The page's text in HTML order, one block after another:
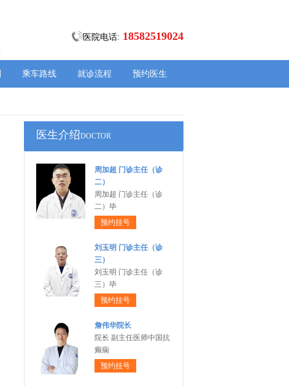
医院电话: 18582519024
乘车路线 就诊流程 预约医生
医生介绍DOCTOR
周加超 门诊主任（诊
二）
周加超 门诊主任（诊
二）毕
预约挂号
刘玉明 门诊主任（诊
三）
刘玉明 门诊主任（诊
三）毕
预约挂号
詹伟华院长
院长 副主任医师中国抗
癫痫
预约挂号